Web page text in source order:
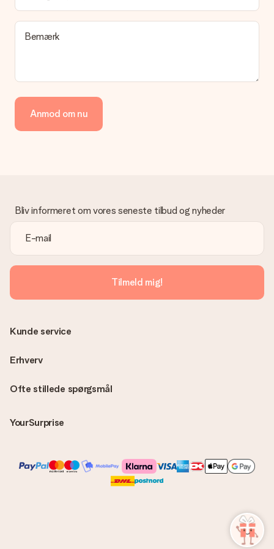
Bemærk
Anmod om nu
Bliv informeret om vores seneste tilbud og nyheder
Tilmeld mig!
Ofte stillede spørgsmål
YourSurprise
Kunde service
Erhverv